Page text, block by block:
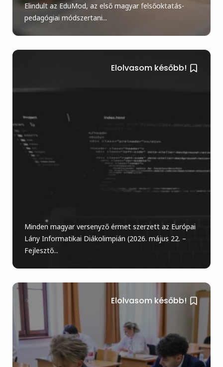
Elindult az EduMod, az első magyar felsőoktatás-
pedagógiai módszertani...
Elolvasom később!
Minden magyar versenyző érmet szerzett az Európai
Lány Informatikai Diákolimpián (2026. május 22. –
Fejlesztő...
Elolvasom később!